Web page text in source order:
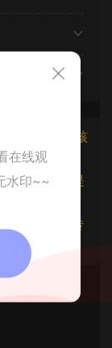
搬运，一经核
的权益可以提
，转
在线观
水印~~